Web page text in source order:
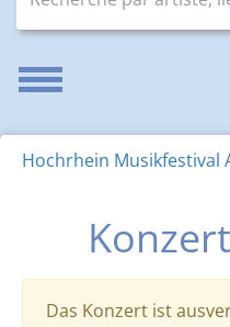
Activer/désactiver la
Hochrhein Musikfestival
Das Konzert ist